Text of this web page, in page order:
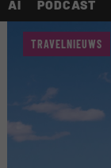
AI PODCAST
TRAVELNIEUWS